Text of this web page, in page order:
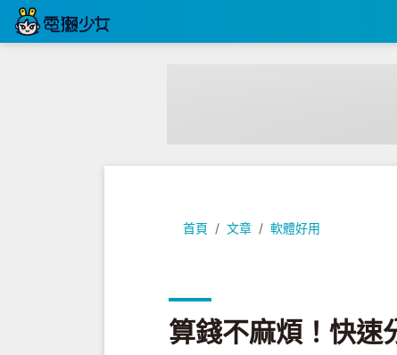
首頁 文章 軟體好用
算錢不麻煩！快速分帳用『 Settle
算錢不麻煩！快速